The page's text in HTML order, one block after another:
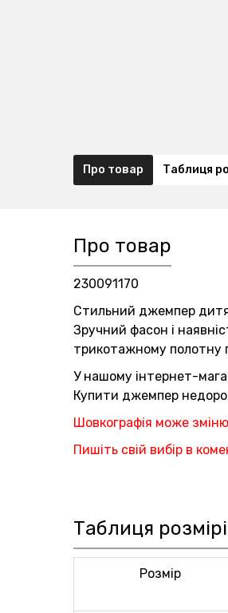
Про товар Таблиця
Про товар
230091170
Стильний джемпер
Зручний фасон і
трикотажному полотну
У нашому інтернет-
Купити джемпер
Шовкографія може
Пишіть свій вибір в
Таблиця
Розмір